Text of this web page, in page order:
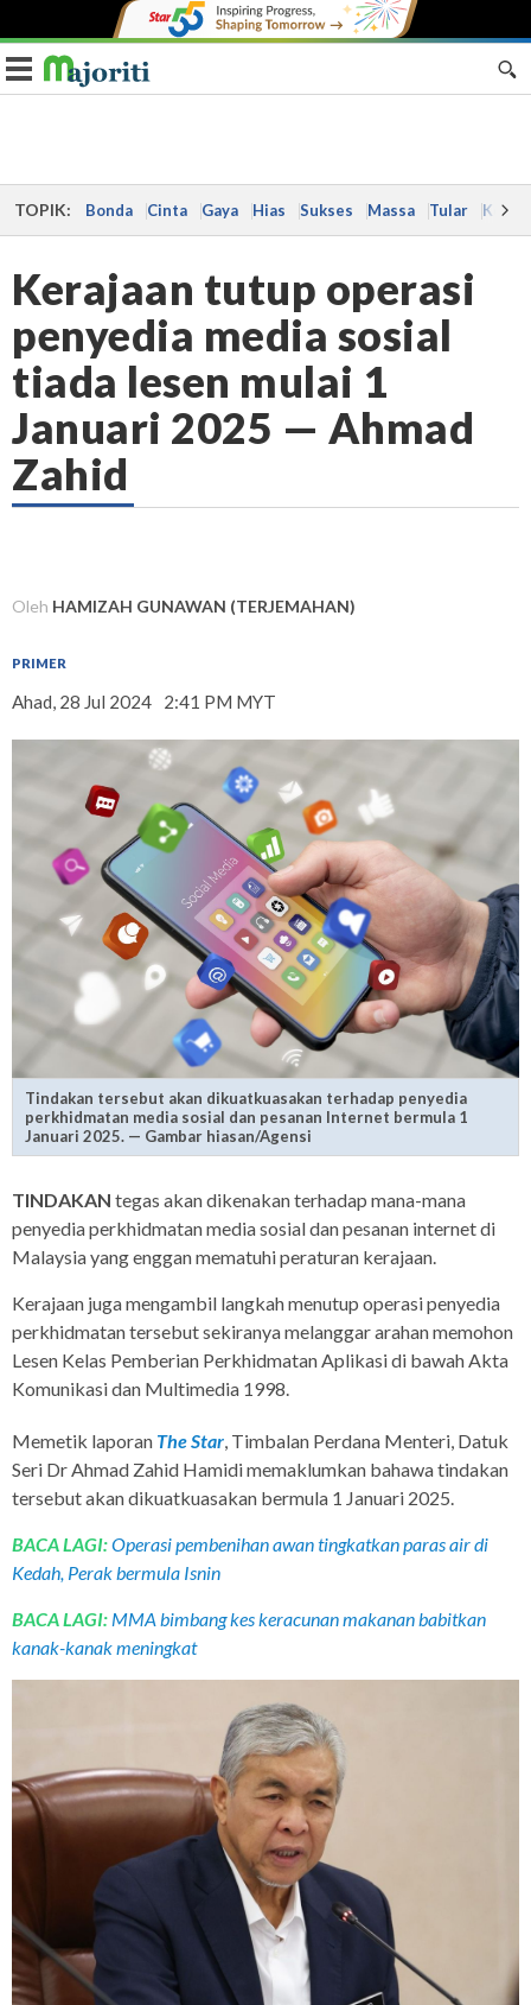
Toggle navigation
TOPIK: Bonda Cinta Gaya Hias Sukses Massa Tular Kes
Kerajaan tutup operasi
penyedia media sosial
tiada lesen mulai 1
Januari 2025 — Ahmad
Zahid
Oleh HAMIZAH GUNAWAN (TERJEMAHAN)
PRIMER
Ahad, 28 Jul 2024 2:41 PM MYT
Tindakan tersebut akan dikuatkuasakan terhadap penyedia
perkhidmatan media sosial dan pesanan Internet bermula 1
Januari 2025. — Gambar hiasan/Agensi
TINDAKAN tegas akan dikenakan terhadap mana-mana
penyedia perkhidmatan media sosial dan pesanan internet di
Malaysia yang enggan mematuhi peraturan kerajaan.
Kerajaan juga mengambil langkah menutup operasi penyedia
perkhidmatan tersebut sekiranya melanggar arahan memohon
Lesen Kelas Pemberian Perkhidmatan Aplikasi di bawah Akta
Komunikasi dan Multimedia 1998.
Memetik laporan The Star, Timbalan Perdana Menteri, Datuk
Seri Dr Ahmad Zahid Hamidi memaklumkan bahawa tindakan
tersebut akan dikuatkuasakan bermula 1 Januari 2025.
BACA LAGI:Operasi pembenihan awan tingkatkan paras air di
Kedah, Perak bermula Isnin
BACA LAGI: MMA bimbang kes keracunan makanan babitkan
kanak-kanak meningkat